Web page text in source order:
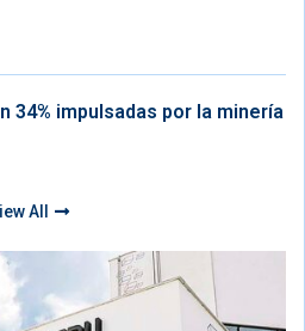
34% impulsadas por la minería
All